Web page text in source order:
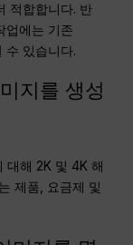
적합합니다. 반
업에는 기존
수 있습니다.
지를 생성
대해 2K 및 4K 해
제품, 요금제 및